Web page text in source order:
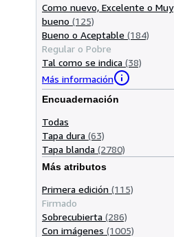
Como nuevo, Excelente o Muy
bueno (125)
Bueno o Aceptable (184)
Regular o Pobre
Tal como se indica (38)
Más información
Encuadernación
Todas
Tapa dura (63)
Tapa blanda (2780)
Más atributos
Primera edición (115)
Firmado
Sobrecubierta (286)
Con imágenes (1005)